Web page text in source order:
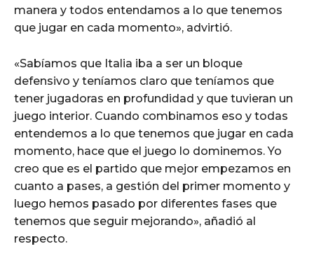
manera y todos entendamos a lo que tenemos
que jugar en cada momento», advirtió.
«Sabíamos que Italia iba a ser un bloque
defensivo y teníamos claro que teníamos que
tener jugadoras en profundidad y que tuvieran un
juego interior. Cuando combinamos eso y todas
entendemos a lo que tenemos que jugar en cada
momento, hace que el juego lo dominemos. Yo
creo que es el partido que mejor empezamos en
cuanto a pases, a gestión del primer momento y
luego hemos pasado por diferentes fases que
tenemos que seguir mejorando», añadió al
respecto.